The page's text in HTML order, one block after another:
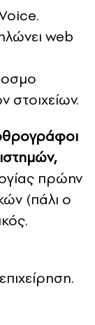
web
στοιχείων.
πρώην
(πάλι ο